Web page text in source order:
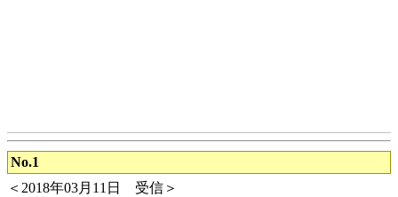
No.1
＜2018年03月11日 受信＞